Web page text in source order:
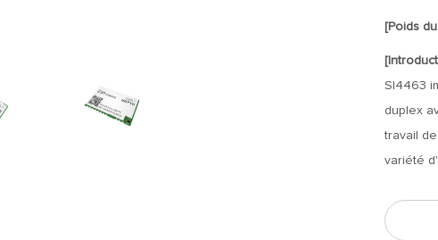
[Poids
SI4463
duplex
travail
variété